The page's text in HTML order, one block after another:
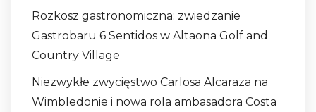
Rozkosz gastronomiczna: zwiedzanie
Gastrobaru 6 Sentidos w Altaona Golf and
Country Village
Niezwykłe zwycięstwo Carlosa Alcaraza na
Wimbledonie i nowa rola ambasadora Costa